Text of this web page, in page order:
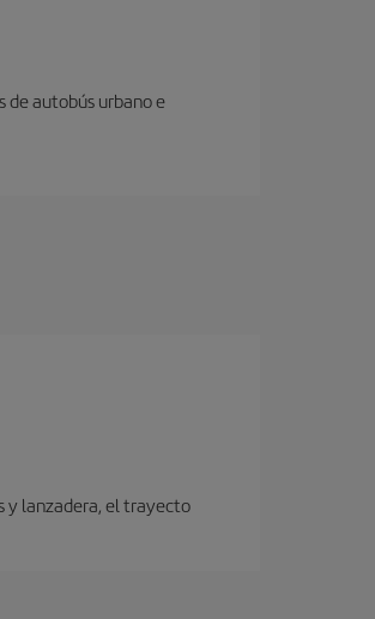
de autobús urbano e
y lanzadera, el trayecto